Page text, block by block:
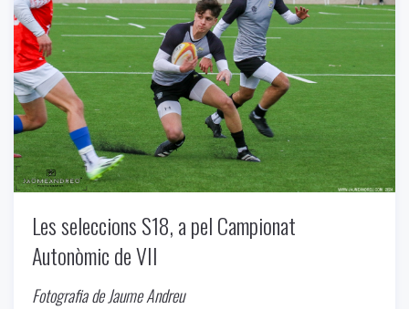
Uncategorized-06/25/2024
Les seleccions S18, a pel Campionat
Autonòmic de VII
Fotografia de Jaume Andreu